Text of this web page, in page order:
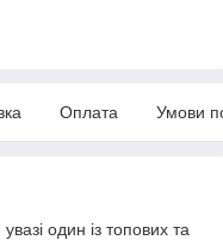
Оплата Умови
один із топових та